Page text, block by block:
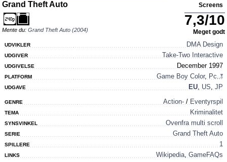
Grand Theft Auto Screens
Mente du: Grand Theft Auto (2004)
7,3/10
Meget godt
UDVIKLER DMA Design
UDGIVER Take-Two Interactive
UDGIVELSE December 1997
PLATFORM Game Boy Color, Pc...
UDGAVE EU, US, JP
GENRE Action- / Eventyrspil
TEMA Kriminalitet
SYNSVINKEL Ovenfra multi scroll
SERIE Grand Theft Auto
SPILLERE 1
LINKS Wikipedia, GameFAQs